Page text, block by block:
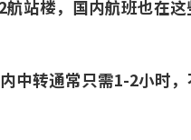
站楼，国内航班也在
中转通常只需1-2小时